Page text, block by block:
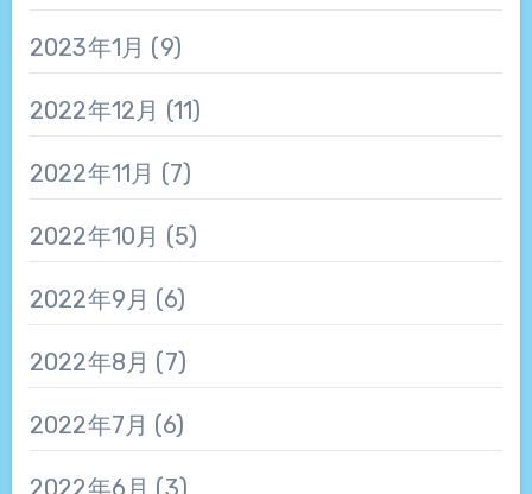
2023年1月 (9)
2022年12月 (11)
2022年11月 (7)
2022年10月 (5)
2022年9月 (6)
2022年8月 (7)
2022年7月 (6)
2022年6月 (3)